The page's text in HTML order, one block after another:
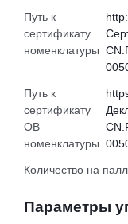
Путь к
сертификату
номенклатуры
Путь к
сертификату
ОВ
номенклатуры
Количество на
Параметры